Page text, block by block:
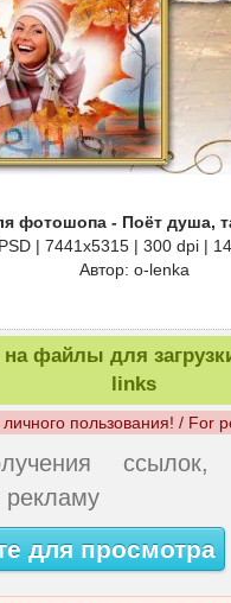
фотошопа - Поёт душа,
PSD | 7441х5315 | 300 dpi |
Автор: o-lenka
файлы для
links
пользования! / For
ссылок,
рекламу
для просмотра